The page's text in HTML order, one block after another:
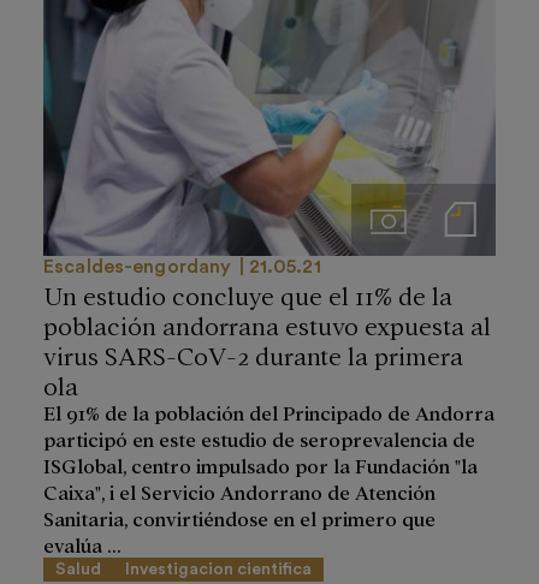
ImágenesNotas de prensa
Escaldes-engordany 21.05.21
Un estudio concluye que el 11% de la
población andorrana estuvo expuesta al
virus SARS-CoV-2 durante la primera
ola
El 91% de la población del Principado de Andorra
participó en este estudio de seroprevalencia de
ISGlobal, centro impulsado por la Fundación "la
Caixa", i el Servicio Andorrano de Atención
Sanitaria, convirtiéndose en el primero que
evalúa ...
Salud Investigacion cientifica